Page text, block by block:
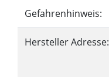
Gefahrenhinweis:
Hersteller Adresse: